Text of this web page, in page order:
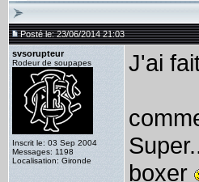
Posté le: 23/06/2014 21:03
svsorupteur
Rodeur de soupapes
Inscrit le: 03 Sep 2004
Messages: 1198
Localisation: Gironde
J'ai
boxer